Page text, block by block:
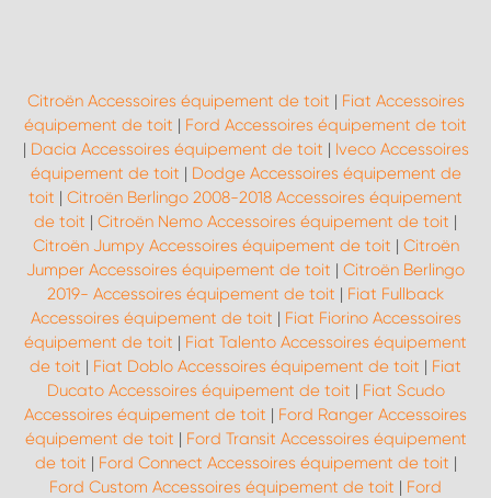
Citroën Accessoires équipement de toit | Fiat Accessoires
équipement de toit | Ford Accessoires équipement de toit
| Dacia Accessoires équipement de toit | Iveco Accessoires
équipement de toit | Dodge Accessoires équipement de
toit | Citroën Berlingo 2008-2018 Accessoires équipement
de toit | Citroën Nemo Accessoires équipement de toit |
Citroën Jumpy Accessoires équipement de toit | Citroën
Jumper Accessoires équipement de toit | Citroën Berlingo
2019- Accessoires équipement de toit | Fiat Fullback
Accessoires équipement de toit | Fiat Fiorino Accessoires
équipement de toit | Fiat Talento Accessoires équipement
de toit | Fiat Doblo Accessoires équipement de toit | Fiat
Ducato Accessoires équipement de toit | Fiat Scudo
Accessoires équipement de toit | Ford Ranger Accessoires
équipement de toit | Ford Transit Accessoires équipement
de toit | Ford Connect Accessoires équipement de toit |
Ford Custom Accessoires équipement de toit | Ford